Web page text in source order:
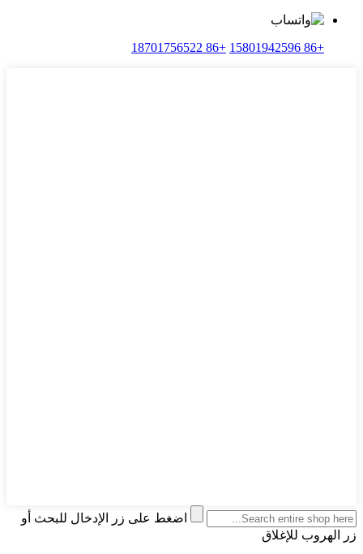
+86 15801942596
+86 18701756522
اضغط على زر الإدخال للبحث أو
زر الهروب للإغلاق